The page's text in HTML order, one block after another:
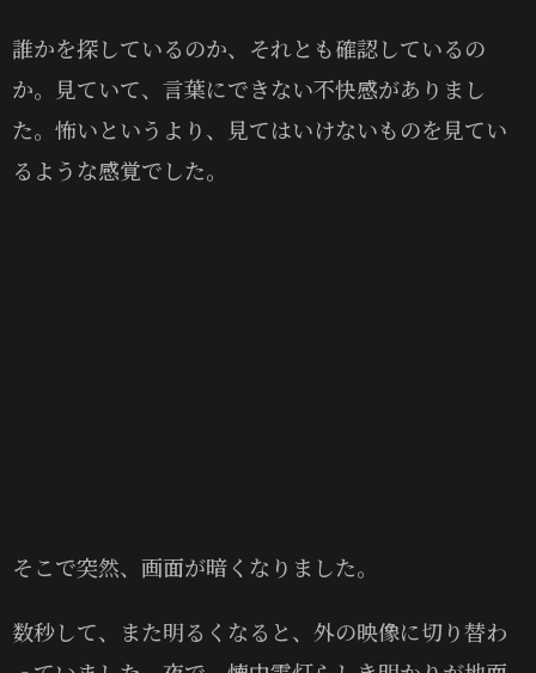
誰かを探しているのか、それとも確認しているの
か。見ていて、言葉にできない不快感がありまし
た。怖いというより、見てはいけないものを見てい
るような感覚でした。
そこで突然、画面が暗くなりました。
数秒して、また明るくなると、外の映像に切り替わ